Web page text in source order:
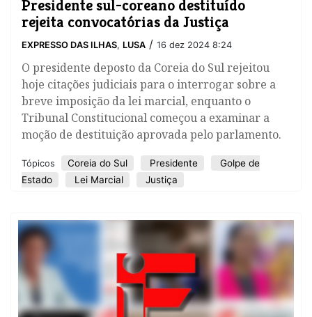
Presidente sul-coreano destituído
rejeita convocatórias da Justiça
EXPRESSO DAS ILHAS, LUSA / 16 dez 2024 8:24
O presidente deposto da Coreia do Sul rejeitou
hoje citações judiciais para o interrogar sobre a
breve imposição da lei marcial, enquanto o
Tribunal Constitucional começou a examinar a
moção de destituição aprovada pelo parlamento.
Tópicos Coreia do Sul Presidente
Golpe de
Estado
Lei Marcial Justiça